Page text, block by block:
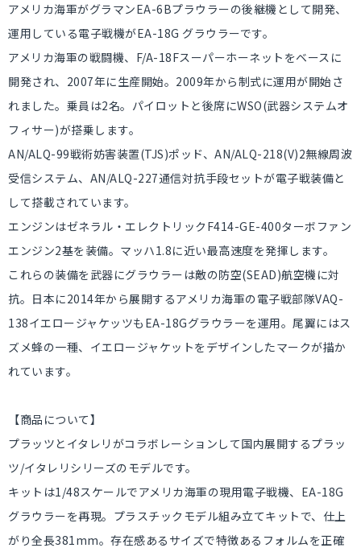
アメリカ海軍がグラマンEA-6Bプラウラーの後継機として開発、
運用している電子戦機がEA-18G グラウラーです。
アメリカ海軍の戦闘機、F/A-18Fスーパーホーネットをベースに
開発され、2007年に生産開始。2009年から制式に運用が開始さ
れました。乗員は2名。パイロットと後席にWSO(武器システムオ
フィサー)が搭乗します。
AN/ALQ-99戦術妨害装置(TJS)ポッド、AN/ALQ-218(V)2無線周波
受信システム、AN/ALQ-227通信対抗手段セットが電子戦装備と
して搭載されています。
エンジンはゼネラル・エレクトリックF414-GE-400ターボファン
エンジン2基を装備。マッハ1.8に近い最高速度を発揮します。
これらの装備を武器にグラウラーは敵の防空(SEAD)航空機に対
抗。日本に2014年から展開するアメリカ海軍の電子戦部隊VAQ-
138イエロージャケッツもEA-18Gグラウラーを運用。尾翼にはス
ズメ蜂の一種、イエロージャケットをデザインしたマークが描か
れています。
【商品について】
プラッツとイタレリがコラボレーションして国内展開するプラッ
ツ/イタレリシリーズのモデルです。
キットは1/48スケールでアメリカ海軍の現用電子戦機、EA-18G
グラウラーを再現。プラスチックモデル組み立てキットで、仕上
がり全長381mm。存在感あるサイズで特徴あるフォルムを正確